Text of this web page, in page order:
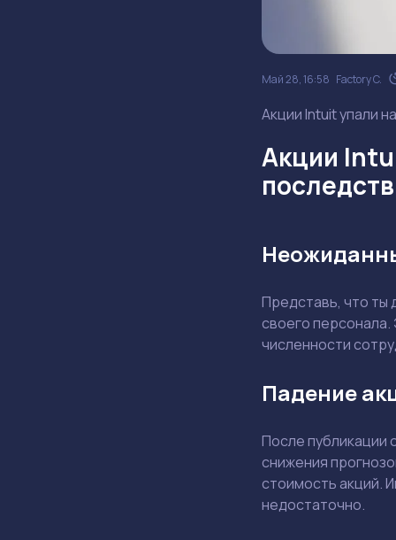
Май 28, 16:58 Factory C.
Акции Intuit упали
Акции
Представь, что ты
своего
численности
Падение
После публикации
снижения
стоимость акций.
недостаточно.